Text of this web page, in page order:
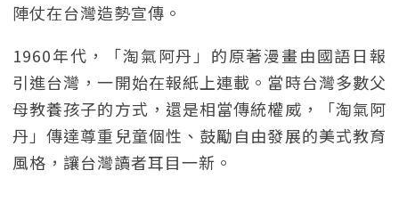
陣仗在台灣造勢宣傳。
1960年代，「淘氣阿丹」的原著漫畫由國語日報
引進台灣，一開始在報紙上連載。當時台灣多數父
母教養孩子的方式，還是相當傳統權威，「淘氣阿
丹」傳達尊重兒童個性、鼓勵自由發展的美式教育
風格，讓台灣讀者耳目一新。